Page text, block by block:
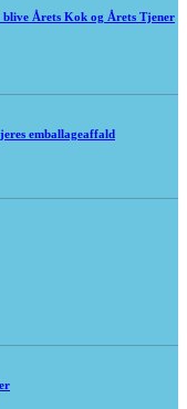
Årets Kok og Årets Tjener
emballageaffald